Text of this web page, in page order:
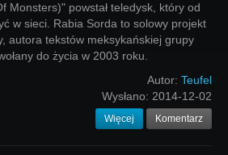
Monsters)" powstał teledysk, który od
w sieci. Rabia Sorda to solowy projekt
autora tekstów meksykańskiej grupy
do życia w 2003 roku.
Autor: Teufel
Wysłano: 2014-12-02
Więcej Komentarz